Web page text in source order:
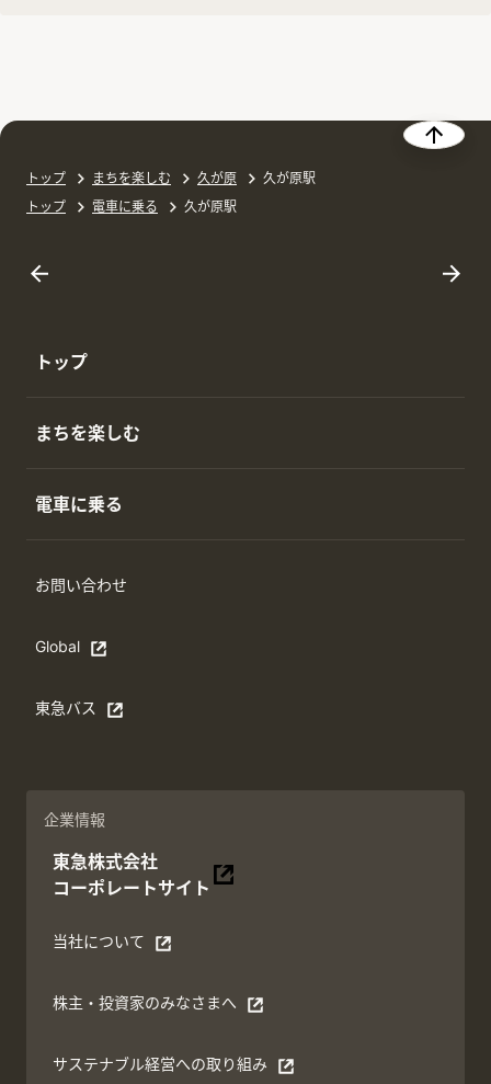
トップ まちを楽しむ 久が原
久が原駅
トップ
電車に乗る 久が原駅
トップ
まちを楽しむ
電車に乗る
お問い合わせ
Global
Open in a new window
東急バス
別ウィンドウで開く
企業情報
東急株式会社
コーポレートサイト
別ウィンドウで開く
当社について
別ウィンドウで開く
株主・投資家のみなさまへ
別ウィンドウで開く
サステナブル経営への取り組み
別ウィンドウで開く